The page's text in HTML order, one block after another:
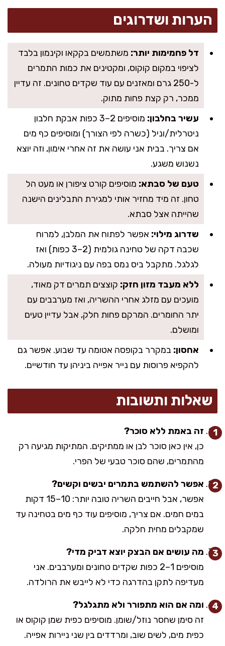
הערות ושדרוגים
דל פחמימות יותר: משתמשים בקקאו וקינמון בלבד
לציפוי במקום קוקוס, ומקטינים את כמות התמרים
ל-250 גרם ומאזנים עם עוד שקדים טחונים. זה עדיין
ממכר, רק קצת פחות מתוק.
עשיר בחלבון:
מוסיפים 2–3 כפות אבקת חלבון
ניטרלית/וניל (כשרה לפי הצורך) ומוסיפים כף מים
אם צריך. בבית אני עושה את זה אחרי אימון, וזה יוצא
נשנוש משגע.
טעם של סבתא: מוסיפים קורט ציפורן או מעט הל
טחון. זה מיד מחזיר אותי למגירת התבלינים הישנה
שהייתה אצל סבתא.
שדרוג מילוי: אפשר לפתוח את המלבן, למרוח
שכבה דקה של טחינה גולמית (2–3 כפות) ואז
לגלגל. מתקבל ביס נמס בפה עם ניגודיות מעולה.
ללא מעבד מזון חזק: קוצצים תמרים דק מאוד,
מועכים עם מזלג אחרי ההשריה, ואז מערבבים עם
יתר החומרים. המרקם פחות חלק, אבל עדיין טעים
ומושלם.
אחסון: במקרר בקופסה אטומה עד שבוע. אפשר גם
להקפיא פרוסות עם נייר אפייה ביניהן עד חודשיים.
שאלות ותשובות
זה באמת ללא סוכר?
כן, אין כאן סוכר לבן או ממתיקים. המתיקות מגיעה רק
מהתמרים, שהם סוכר טבעי של הפרי.
אפשר להשתמש בתמרים יבשים וקשים?
אפשר, אבל חייבים השריה טובה יותר: 10–15 דקות
במים חמים. אם צריך, מוסיפים עוד כף מים בטחינה עד
שמקבלים מחית חלקה.
מה עושים אם הבצק יוצא דביק מדי?
מוסיפים 1–2 כפות שקדים טחונים ומערבבים. אני
מעדיפה לתקן בהדרגה כדי לא לייבש את הרולדה.
ומה אם הוא מתפורר ולא מתגלגל?
זה סימן שחסר נוזל/שומן. מוסיפים כפית שמן קוקוס או
כפית מים, לשים שוב, ומרדדים בין שני ניירות אפייה.